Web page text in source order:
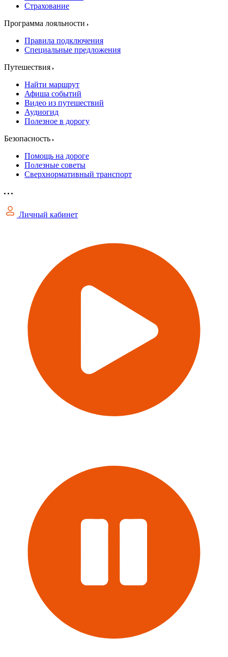
Страхование
Программа лояльности
Правила подключения
Специальные предложения
Путешествия
Найти маршрут
Афиша событий
Видео из путешествий
Аудиогид
Полезное в дорогу
Безопасность
Помощь на дороге
Полезные советы
Сверхнормативный транспорт
Личный кабинет